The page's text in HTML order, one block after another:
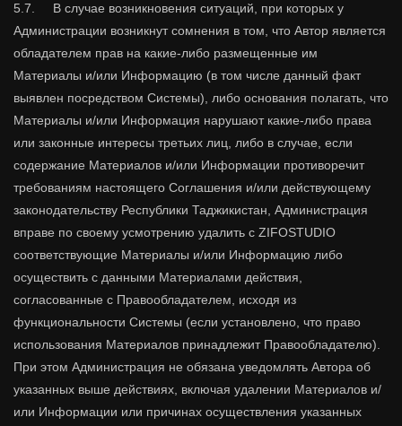
5.7. В случае возникновения ситуаций, при которых у
Администрации возникнут сомнения в том, что Автор является
обладателем прав на какие-либо размещенные им
Материалы и/или Информацию (в том числе данный факт
выявлен посредством Системы), либо основания полагать, что
Материалы и/или Информация нарушают какие-либо права
или законные интересы третьих лиц, либо в случае, если
содержание Материалов и/или Информации противоречит
требованиям настоящего Соглашения и/или действующему
законодательству Республики Таджикистан, Администрация
вправе по своему усмотрению удалить с ZIFOSTUDIO
соответствующие Материалы и/или Информацию либо
осуществить с данными Материалами действия,
согласованные с Правообладателем, исходя из
функциональности Системы (если установлено, что право
использования Материалов принадлежит Правообладателю).
При этом Администрация не обязана уведомлять Автора об
указанных выше действиях, включая удалении Материалов и/
или Информации или причинах осуществления указанных